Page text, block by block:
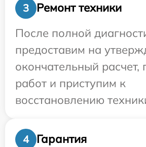
3
Ремонт техники
После полной
предоставим на
окончательный расчет,
работ и приступим к
восстановлению
4 Гарантия